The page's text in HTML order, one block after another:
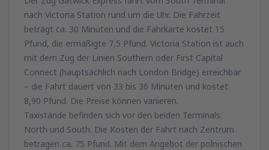
nach Victoria Station rund um die Uhr. Die Fahrzeit
beträgt ca. 30 Minuten und die Fahrkarte kostet 15
Pfund, die ermäßigte 7,5 Pfund. Victoria Station ist auch
mit dem Zug der Linien Southern oder First Capital
Connect (hauptsächlich nach London Bridge) erreichbar
– die Fahrt dauert von 33 bis 36 Minuten und kostet
8,90 Pfund. Die Preise können variieren.
Taxistände befinden sich vor den beiden Terminals:
North und South. Die Kosten der Fahrt nach Zentrum
betragen ca. 75 Pfund. Mit dem Angebot der polnischen